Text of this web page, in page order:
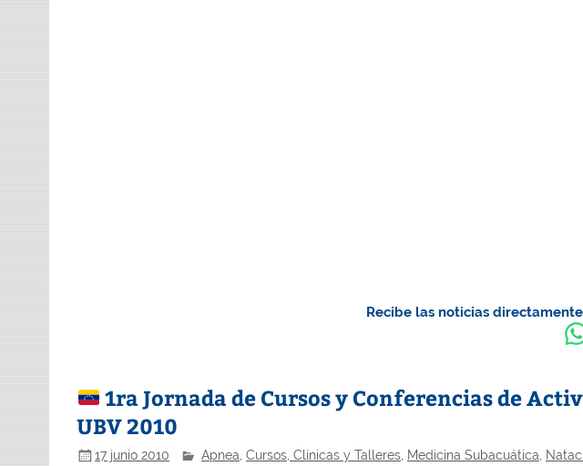
Recibe las noticias
1ra Jornada de Cursos y Conferencias de
UBV 2010
17 junio 2010 Apnea Cursos, Clínicas y Talleres, Medicina Subacuática